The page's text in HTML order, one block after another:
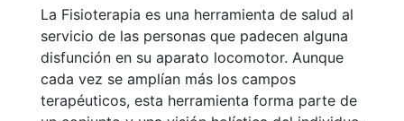
Instalaciones
Preguntas
Frecuentes
(FAQs)
Trabaja con
nosotros
La Fisioterapia es una herramienta de salud al
servicio de las personas que padecen alguna
disfunción en su aparato locomotor. Aunque
cada vez se amplían más los campos
terapéuticos, esta herramienta forma parte de